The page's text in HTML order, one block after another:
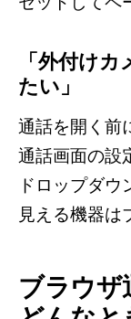
「外付け
たい」
通話を開く前
通話画面の設
ドロップダ
見える機器は
ブラウザ